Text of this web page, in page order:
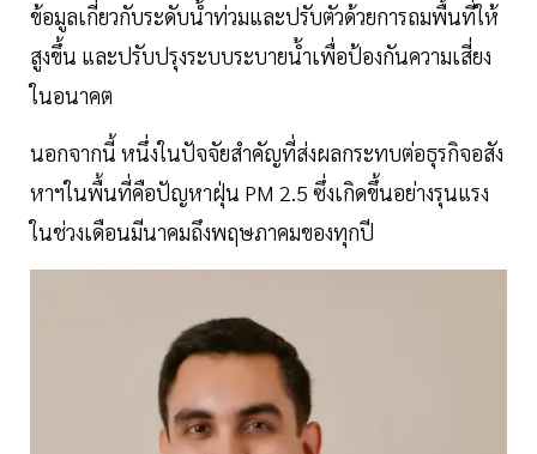
ข้อมูลเกี่ยวกับระดับนํ้าท่วมและปรับตัวด้วยการถมพื้นที่ให้
สูงขึ้น และปรับปรุงระบบระบายนํ้าเพื่อป้องกันความเสี่ยง
ในอนาคต
นอกจากนี้ หนึ่งในปัจจัยสำคัญที่ส่งผลกระทบต่อธุรกิจอสัง
หาฯในพื้นที่คือปัญหาฝุ่น PM 2.5 ซึ่งเกิดขึ้นอย่างรุนแรง
ในช่วงเดือนมีนาคมถึงพฤษภาคมของทุกปี